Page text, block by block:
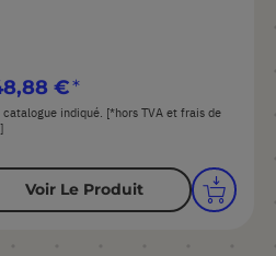
€
catalogue indiqué. [*hors TVA et frais de
Voir Le Produit